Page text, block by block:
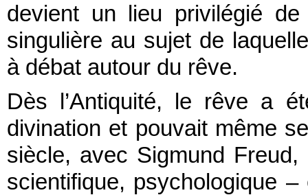
devient un lieu privilégié
singulière au sujet de
à débat autour du rêve.
Dès l’Antiquité, le rêve a
divination et pouvait même
siècle, avec Sigmund
scientifique, psychologique